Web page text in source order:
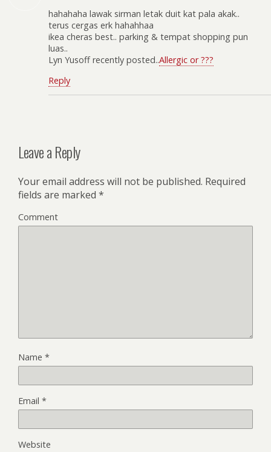
hahahaha lawak sirman letak duit kat pala akak..
terus cergas erk hahahhaa
ikea cheras best.. parking & tempat shopping pun
luas..
Lyn Yusoff recently posted..Allergic or ???
Reply
Leave a Reply
Your email address will not be published. Required
fields are marked *
Comment
Name *
Email *
Website